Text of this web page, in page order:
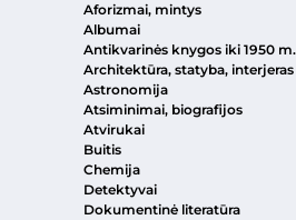
Aforizmai, mintys
Albumai
Antikvarinės knygos iki 1950
Architektūra, statyba, interjeras
Astronomija
Atsiminimai, biografijos
Atvirukai
Buitis
Chemija
Detektyvai
Dokumentinė literatūra